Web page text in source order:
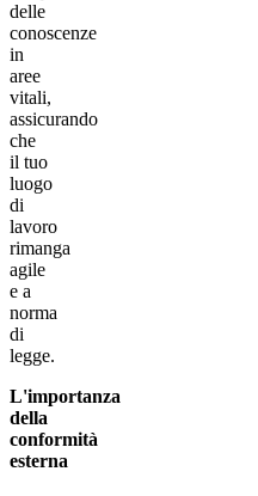
delle
conoscenze
in
aree
vitali,
assicurando
che
il tuo
luogo
di
lavoro
rimanga
agile
e a
norma
di
legge.
L'importanza
della
conformità
esterna